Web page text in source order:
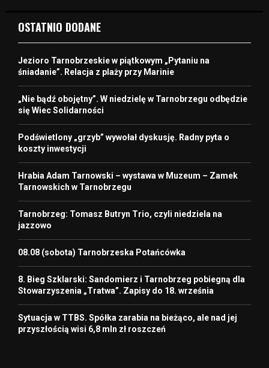
OSTATNIO DODANE
Jezioro Tarnobrzeskie w piątkowym „Pytaniu na
śniadanie”. Relacja z plaży przy Marinie
„Nie bądź obojętny”. W niedzielę w Tarnobrzegu odbędzie
się Wiec Solidarności
Podświetlony „grzyb” wywołał dyskusję. Radny pyta o
koszty inwestycji
Hrabia Adam Tarnowski – wystawa w Muzeum – Zamek
Tarnowskich w Tarnobrzegu
Tarnobrzeg: Tomasz Butryn Trio, czyli niedziela na
jazzowo
08.08 (sobota) Tarnobrzeska Potańcówka
8. Bieg Szklarski: Sandomierz i Tarnobrzeg pobiegną dla
Stowarzyszenia „Tratwa”. Zapisy do 18. września
Sytuacja w TTBS. Spółka zarabia na bieżąco, ale nad jej
przyszłością wisi 6,8 mln zł roszczeń